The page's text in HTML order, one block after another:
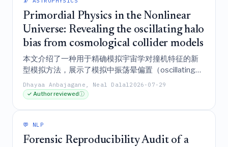
Primordial Physics in the Nonlinear
Universe: Revealing the oscillating halo
bias from cosmological collider models
本文介绍了一种用于精确模拟宇宙学对撞机特征的新
型模拟方法，展示了模拟中振荡晕偏置（oscillating
halo bias）的首次测量结果，并证明其随质量变化的
振幅和相位是探测原始高能物理的一种稳健且独特的
Dhayaa Anbajagane, Neal Dalal 2026-07-29
✓ Author reviewedⓘ
💬 NLP
Forensic Reproducibility Audit of a